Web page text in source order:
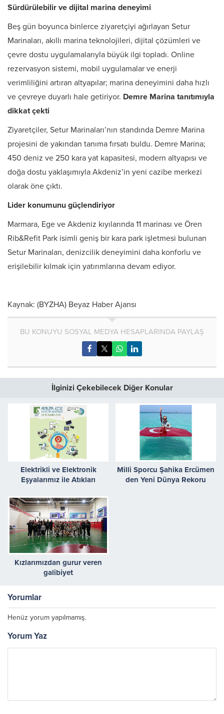
Sürdürülebilir ve dijital marina deneyimi
Beş gün boyunca binlerce ziyaretçiyi ağırlayan Setur
Marinaları, akıllı marina teknolojileri, dijital çözümleri ve
çevre dostu uygulamalarıyla büyük ilgi topladı. Online
rezervasyon sistemi, mobil uygulamalar ve enerji
verimliliğini artıran altyapılar; marina deneyimini daha hızlı
ve çevreye duyarlı hale getiriyor. Demre Marina tanıtımıyla
dikkat çekti
Ziyaretçiler, Setur Marinaları’nın standında Demre Marina
projesini de yakından tanıma fırsatı buldu. Demre Marina;
450 deniz ve 250 kara yat kapasitesi, modern altyapısı ve
doğa dostu yaklaşımıyla Akdeniz’in yeni cazibe merkezi
olarak öne çıktı.
Lider konumunu güçlendiriyor
Marmara, Ege ve Akdeniz kıyılarında 11 marinası ve Ören
Rib&Refit Park isimli geniş bir kara park işletmesi bulunan
Setur Marinaları, denizcilik deneyimini daha konforlu ve
erişilebilir kılmak için yatırımlarına devam ediyor.
Kaynak: (BYZHA) Beyaz Haber Ajansı
BU KONUYU SOSYAL MEDYA HESAPLARINDA PAYLAŞ
İlginizi Çekebilecek Diğer Konular
Elektrikli ve Elektronik
Eşyalarımız ile Atıkları
Milli Sporcu Şahika Ercümen
den Yeni Dünya Rekoru
Kızlarımızdan gurur veren
galibiyet
Yorumlar
Henüz yorum yapılmamış.
Yorum Yaz